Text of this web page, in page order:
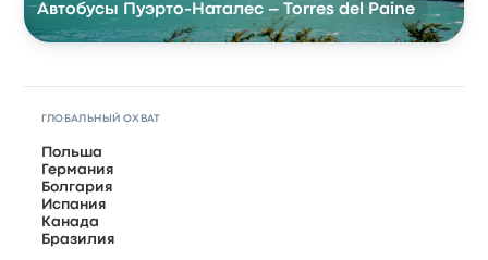
Автобусы Пуэрто-Наталес – Torres del Paine
ГЛОБАЛЬНЫЙ ОХВАТ
Польша
Германия
Болгария
Испания
Канада
Бразилия